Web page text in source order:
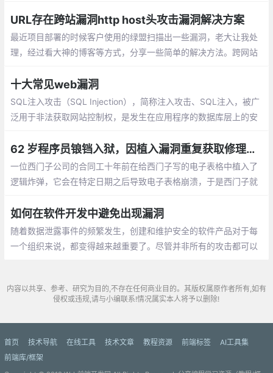
码中只是简单的解码之后
URL存在跨站漏洞http host头攻击漏洞解决方案
最近项目部署的时候客户使用的绿盟扫描出一些漏洞，老大让我处
理，经过看大神的博客等方式，分享一些简单的解决方法。跨网站
十大常见web漏洞
SQL注入攻击（SQL Injection），简称注入攻击、SQL注入，被广
泛用于非法获取网站控制权，是发生在应用程序的数据库层上的安
查
62 岁程序员锒铛入狱，因植入漏洞重复获取修理费用
一位西门子公司的合同工十年前在给西门子写的电子表格中植入了
逻辑炸弹，它会在特定日期之后导致电子表格崩溃，于是西门子就
用，持续时间近 3 年。最近他被抓包了
如何在软件开发中避免出现漏洞
随着数据泄露事件的频繁发生，创建和维护安全的软件产品对于每
一个组织来说，都变得越来越重要了。尽管并非所有的攻击都可以
内容以共享、参考、研究为目的,不存在任何商业目的。其版权属原作者所有,如有
侵权或违规,请与小编联系!情况属实本人将予以删除!
首页 技术导航 在线工具 技术文章 教程资源 前端标签
AI工具集
前端库/框架